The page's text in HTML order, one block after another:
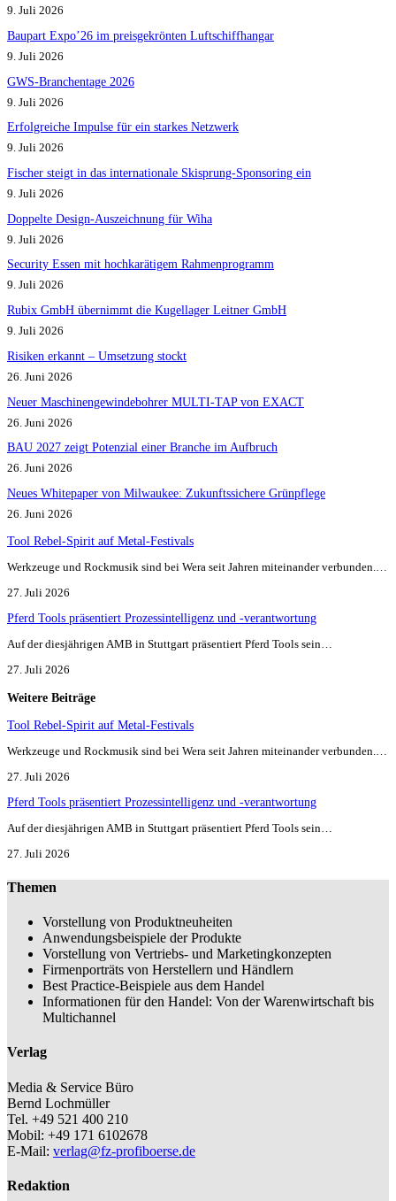
9. Juli 2026
Baupart Expo’26 im preisgekrönten Luftschiffhangar
9. Juli 2026
GWS-Branchentage 2026
9. Juli 2026
Erfolgreiche Impulse für ein starkes Netzwerk
9. Juli 2026
Fischer steigt in das internationale Skisprung-Sponsoring ein
9. Juli 2026
Doppelte Design-Auszeichnung für Wiha
9. Juli 2026
Security Essen mit hochkarätigem Rahmenprogramm
9. Juli 2026
Rubix GmbH übernimmt die Kugellager Leitner GmbH
9. Juli 2026
Risiken erkannt – Umsetzung stockt
26. Juni 2026
Neuer Maschinengewindebohrer MULTI-TAP von EXACT
26. Juni 2026
BAU 2027 zeigt Potenzial einer Branche im Aufbruch​
26. Juni 2026
Neues Whitepaper von Milwaukee: Zukunftssichere Grünpflege
26. Juni 2026
Tool Rebel-Spirit auf Metal-Festivals
Werkzeuge und Rockmusik sind bei Wera seit Jahren miteinander verbunden.…
27. Juli 2026
Pferd Tools präsentiert Prozessintelligenz und -verantwortung
Auf der diesjährigen AMB in Stuttgart präsentiert Pferd Tools sein…
27. Juli 2026
Weitere Beiträge
Tool Rebel-Spirit auf Metal-Festivals
Werkzeuge und Rockmusik sind bei Wera seit Jahren miteinander verbunden.…
27. Juli 2026
Pferd Tools präsentiert Prozessintelligenz und -verantwortung
Auf der diesjährigen AMB in Stuttgart präsentiert Pferd Tools sein…
27. Juli 2026
Themen
Vorstellung von Produktneuheiten
Anwendungsbeispiele der Produkte
Vorstellung von Vertriebs- und Marketingkonzepten
Firmenporträts von Herstellern und Händlern
Best Practice-Beispiele aus dem Handel
Informationen für den Handel: Von der Warenwirtschaft bis
Multichannel
Verlag
Media & Service Büro
Bernd Lochmüller
Tel. +49 521 400 210
Mobil: +49 171 6102678
E-Mail: verlag@fz-profiboerse.de
Redaktion